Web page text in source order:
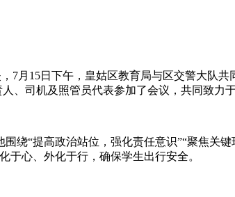
7月15日下午，皇姑区教育局与区交警大队共
、司机及照管员代表参加了会议，共同致力
“提高政治站位，强化责任意识”“聚焦关键
心、外化于行，确保学生出行安全。